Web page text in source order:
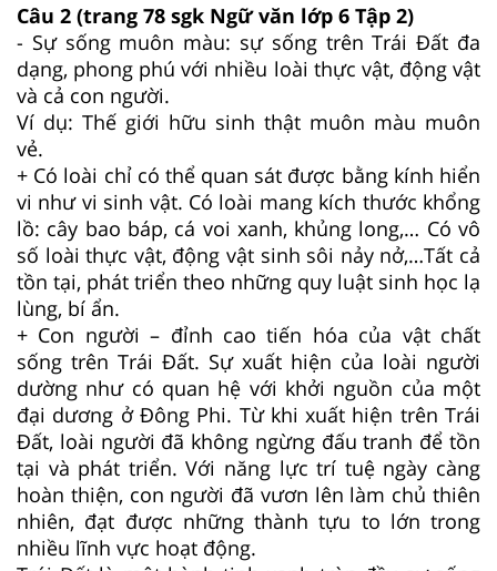
Câu 2 (trang 78 sgk Ngữ văn lớp 6 Tập 2)
- Sự sống muôn màu: sự sống trên Trái Đất đa
dạng, phong phú với nhiều loài thực vật, động vật
và cả con người.
Ví dụ: Thế giới hữu sinh thật muôn màu muôn
vẻ.
+ Có loài chỉ có thể quan sát được bằng kính hiển
vi như vi sinh vật. Có loài mang kích thước khổng
lồ: cây bao báp, cá voi xanh, khủng long,… Có vô
số loài thực vật, động vật sinh sôi nảy nở,…Tất cả
tồn tại, phát triển theo những quy luật sinh học lạ
lùng, bí ẩn.
+ Con người – đỉnh cao tiến hóa của vật chất
sống trên Trái Đất. Sự xuất hiện của loài người
dường như có quan hệ với khởi nguồn của một
đại dương ở Đông Phi. Từ khi xuất hiện trên Trái
Đất, loài người đã không ngừng đấu tranh để tồn
tại và phát triển. Với năng lực trí tuệ ngày càng
hoàn thiện, con người đã vươn lên làm chủ thiên
nhiên, đạt được những thành tựu to lớn trong
nhiều lĩnh vực hoạt động.